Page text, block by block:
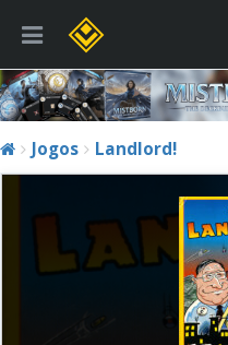
Jogos Landlord!